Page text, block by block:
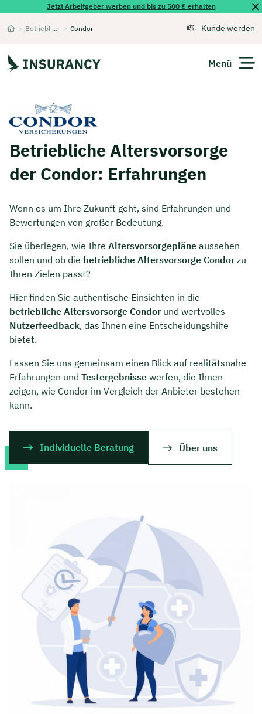
Jetzt Arbeitgeber werben und bis zu 500 € erhalten
> Betriebliche Altersvorsorge > Condor Kunde werden
Menü
Unternehmen
Finanzen
Über Uns
Kontakt
Betriebliche Altersvorsorge
der Condor: Erfahrungen
Wenn es um Ihre Zukunft geht, sind Erfahrungen und
Bewertungen von großer Bedeutung.
Sie überlegen, wie Ihre Altersvorsorgepläne aussehen
sollen und ob die betriebliche Altersvorsorge Condor zu
Ihren Zielen passt?
Hier finden Sie authentische Einsichten in die
betriebliche Altersvorsorge Condor und wertvolles
Nutzerfeedback, das Ihnen eine Entscheidungshilfe
bietet.
Lassen Sie uns gemeinsam einen Blick auf realitätsnahe
Erfahrungen und Testergebnisse werfen, die Ihnen
zeigen, wie Condor im Vergleich der Anbieter bestehen
kann.
Individuelle Beratung Über uns